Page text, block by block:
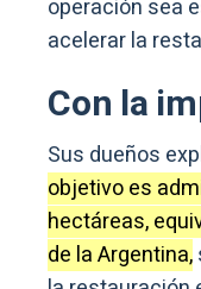
operación sea
acelerar la
Con la
Sus dueños
objetivo es
hectáreas,
de la Argentina,